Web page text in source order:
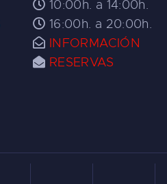
10:00h. a 14:00h.
16:00h. a 20:00h.
INFORMACIÓN
RESERVAS